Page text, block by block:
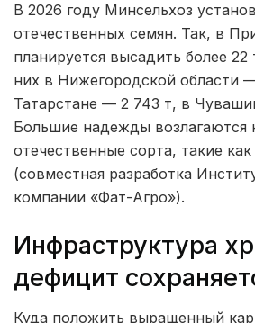
В 2026 году Минсельхоз
отечественных семян. Так, в
планируется высадить более 22
них в Нижегородской области
Татарстане — 2 743 т, в
Большие надежды возлагаются
отечественные сорта, такие
(совместная разработка
компании «Фат-Агро»).
Инфраструктура
дефицит
Куда положить выращенный